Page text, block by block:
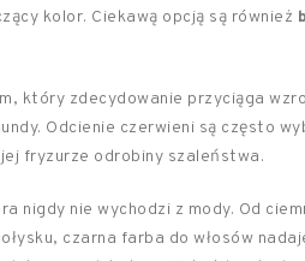
kolor. Ciekawą opcją są również
który zdecydowanie przyciąga
Odcienie czerwieni są często
fryzurze odrobiny szaleństwa.
nigdy nie wychodzi z mody. Od
czarna farba do włosów